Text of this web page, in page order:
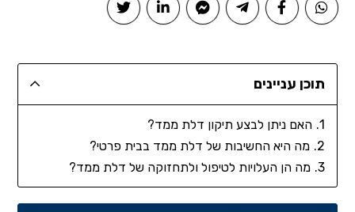
תוכן עניינים
האם ניתן לבצע תיקון דלת ממד?
מה היא החשיבות של דלת ממד בבית פרטי?
מה הן העלויות לטיפול ולתחזוקה של דלת ממד?